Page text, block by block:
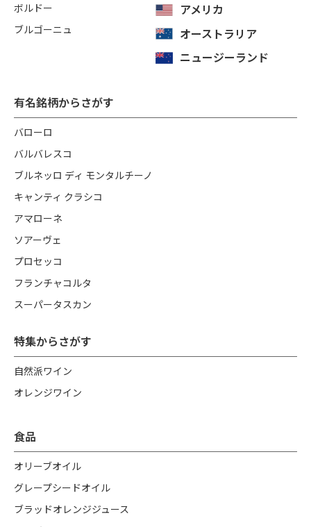
ボルドー
ブルゴーニュ
アメリカ
オーストラリア
ニュージーランド
有名銘柄からさがす
バローロ
バルバレスコ
ブルネッロ ディ モンタルチーノ
キャンティ クラシコ
アマローネ
ソアーヴェ
プロセッコ
フランチャコルタ
スーパータスカン
特集からさがす
自然派ワイン
オレンジワイン
食品
オリーブオイル
グレープシードオイル
ブラッドオレンジジュース